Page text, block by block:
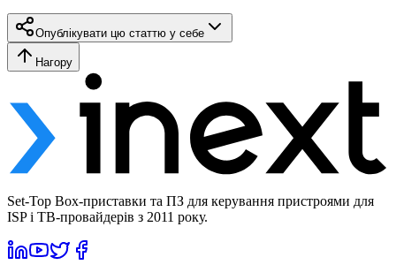
Опублікувати цю статтю у себе
Нагору
Set-Top Box-приставки та ПЗ для керування пристроями для
ISP і ТВ-провайдерів з 2011 року.